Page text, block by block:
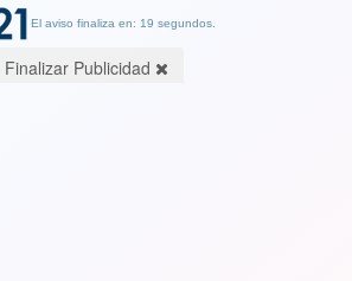
El aviso finaliza en: 19 segundos.
Finalizar Publicidad